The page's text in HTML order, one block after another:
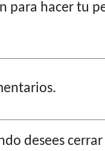
para hacer tu
desees